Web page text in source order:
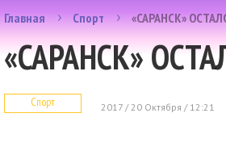
Главная Спорт «САРАНСК»
«САРАНСК»
Спорт 2017 / 20 Октября / 12:21